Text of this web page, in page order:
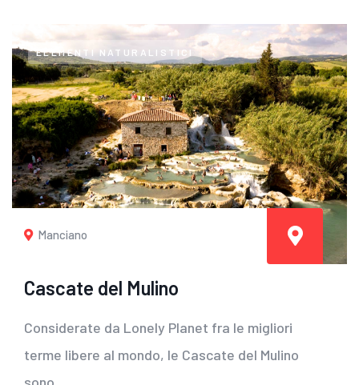
ELEMENTI NATURALISTICI
Manciano
Cascate del Mulino
Considerate da Lonely Planet fra le migliori
terme libere al mondo, le Cascate del Mulino